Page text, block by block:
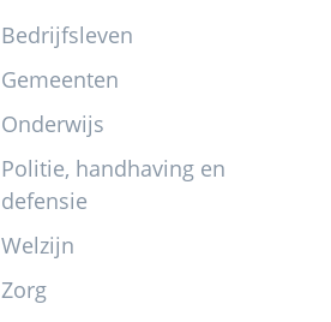
Bedrijfsleven
Gemeenten
Onderwijs
Politie, handhaving en
defensie
Welzijn
Zorg